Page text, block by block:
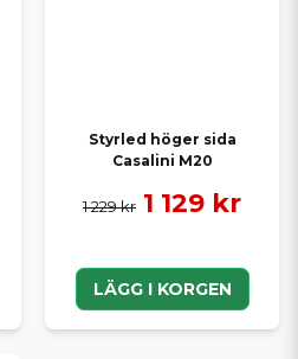
Styrled höger sida
Casalini M20
1 229 kr 1 129 kr
LÄGG I KORGEN